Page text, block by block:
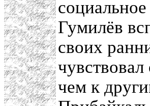
Гумилёв
своих
чем к